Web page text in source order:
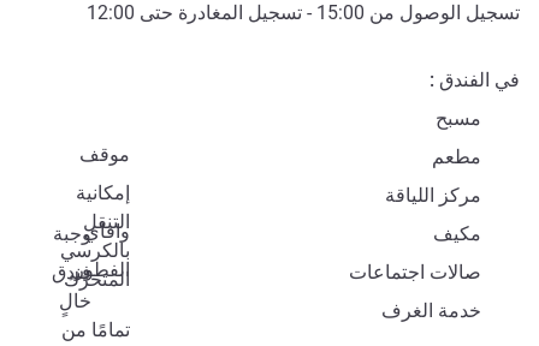
تسجيل الوصول من 15:00 - تسجيل المغادرة حتى 12:00
في الفندق
مسبح
موقف
مطعم
إمكانية
التنقل
بالكرسي
المتحرّك
مركز اللياقة
وافاي
مكيف
وجبة
الفطور
صالات اجتماعات
فندق
خالٍ
تمامًا من
خدمة الغرف